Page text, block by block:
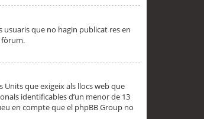
que no hagin publicat res en
fòrum.
Units que exigeix als llocs web que
identificables d’un menor de 13
en compte que el phpBB Group no